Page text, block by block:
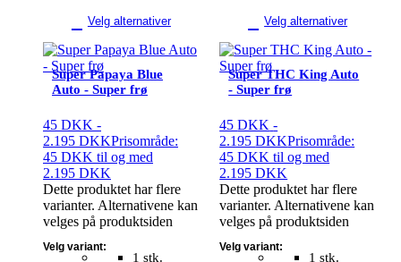
Velg alternativer Velg alternativer
Super Papaya Blue
Auto - Super frø
45 DKK -
2.195 DKKPrisområde:
45 DKK til og med
2.195 DKK
1 stk.
Velg variant:
Dette produktet har flere
varianter. Alternativene kan
velges på produktsiden
Super THC King Auto
- Super frø
45DKK -
2.195DKKPrisområde:
45 DKK til og med
2.195 DKK
1 stk.
Velg variant:
Dette produktet har flere
varianter. Alternativene kan
velges på produktsiden